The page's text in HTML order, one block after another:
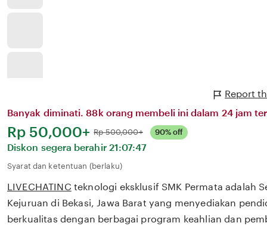
Report
Banyak diminati. 88k orang membeli ini dalam 24 jam
Harga:
Rp 50,000+ Normal:
Rp 500,000+ 90% off
Diskon segera berahir 21:07:47
Syarat dan ketentuan (berlaku)
LIVECHATINC teknologi eksklusif SMK Permata adalah
Kejuruan di Bekasi, Jawa Barat yang menyediakan
berkualitas dengan berbagai program keahlian dan